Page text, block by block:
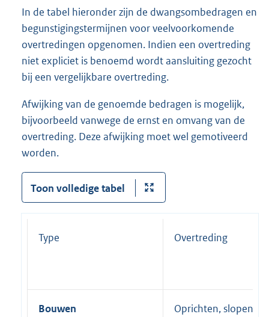
In de tabel hieronder zijn de dwangsombedragen en
begunstigingstermijnen voor veelvoorkomende
overtredingen opgenomen. Indien een overtreding
niet expliciet is benoemd wordt aansluiting gezocht
bij een vergelijkbare overtreding.
Afwijking van de genoemde bedragen is mogelijk,
bijvoorbeeld vanwege de ernst en omvang van de
overtreding. Deze afwijking moet wel gemotiveerd
worden.
Toon volledige tabel
Type Overtreding
Bouwen
Oprichten, slopen,